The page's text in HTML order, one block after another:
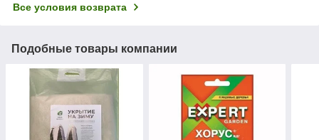
Все условия возврата
Подобные товары компании